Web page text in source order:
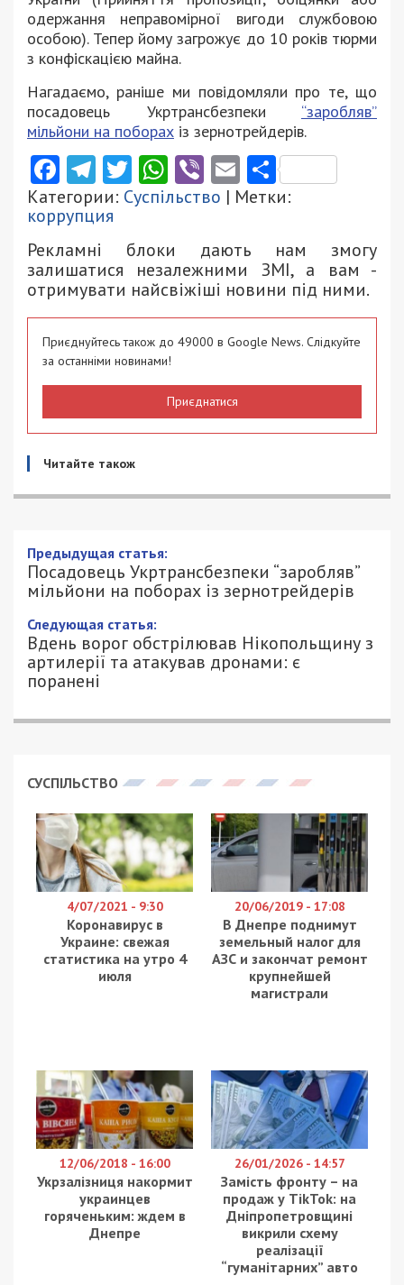
одержання неправомірної вигоди службовою
особою). Тепер йому загрожує до 10 років тюрми
з конфіскацією майна.
Нагадаємо, раніше ми повідомляли про те, що
посадовець Укртрансбезпеки “заробляв”
мільйони на поборах із зернотрейдерів.
Facebook
Telegram
Twitter
WhatsApp
ViberEmail
Категории: Суспільство | Метки:
коррупция
Рекламні блоки дають нам змогу
залишатися незалежними ЗМІ, а вам -
отримувати найсвіжіші новини під ними.
Приєднуйтесь також до 49000 в Google News. Слідкуйте
за останніми новинами!
Приєднатися
Читайте також
Предыдущая статья:
Посадовець Укртрансбезпеки “заробляв”
мільйони на поборах із зернотрейдерів
Следующая статья:
Вдень ворог обстрілював Нікопольщину з
артилерії та атакував дронами: є
поранені
СУСПІЛЬСТВО
4/07/2021 - 9:30
Коронавирус в
Украине: свежая
статистика на утро 4
июля
20/06/2019 - 17:08
В Днепре поднимут
земельный налог для
АЗС и закончат ремонт
крупнейшей
магистрали
12/06/2018 - 16:00
Укрзалізниця накормит
украинцев
горяченьким: ждем в
Днепре
26/01/2026 - 14:57
Замість фронту – на
продаж у TikTok: на
Дніпропетровщині
викрили схему
реалізації
“гуманітарних” авто